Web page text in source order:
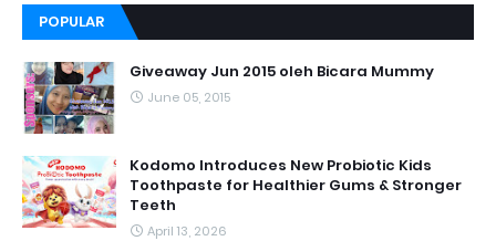
POPULAR
Giveaway Jun 2015 oleh Bicara Mummy
June 05, 2015
Kodomo Introduces New Probiotic Kids
Toothpaste for Healthier Gums & Stronger
Teeth
April 13, 2026